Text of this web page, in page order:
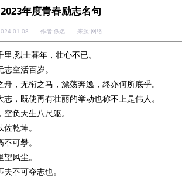
2023年度青春励志名句
01-08 作者:佚名 来源:网络
;烈士暮年，壮心不已。
空活百岁。
，无衔之马，漂荡奔逸，终亦何所底乎。
，既使再有壮丽的举动也称不上是伟人。
负天生八尺躯。
乾坤。
可攀。
风尘。
不可夺志也。